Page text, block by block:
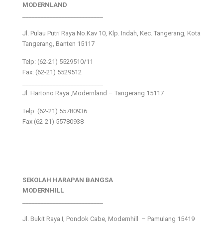
MODERNLAND
Jl. Pulau Putri Raya No.Kav 10, Klp. Indah, Kec. Tangerang, Kota
Tangerang, Banten 15117
Telp: (62-21) 5529510/11
Fax: (62-21) 5529512
Jl. Hartono Raya ,Modernland – Tangerang 15117
Telp. (62-21) 55780936
Fax (62-21) 55780938
SEKOLAH HARAPAN BANGSA
MODERNHILL
Jl. Bukit Raya I, Pondok Cabe, Modernhill – Pamulang 15419